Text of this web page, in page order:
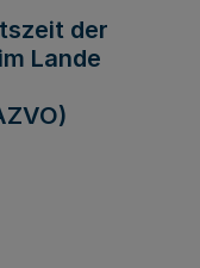
der
Lande